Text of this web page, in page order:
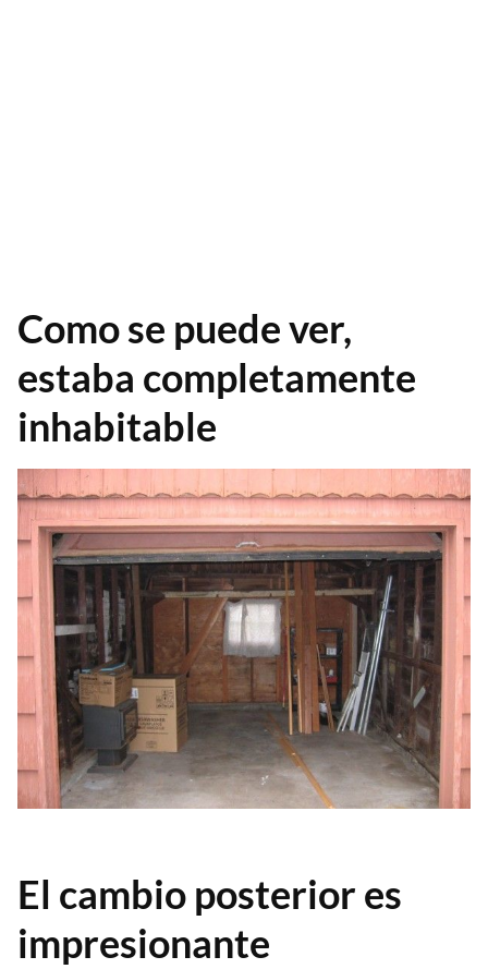
Como se puede ver,
estaba completamente
inhabitable
El cambio posterior es
impresionante